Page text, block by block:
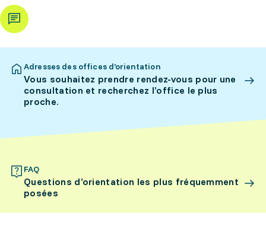
Adresses des offices d’orientation
Vous souhaitez prendre rendez-vous pour une
consultation et recherchez l’office le plus
proche.
FAQ
Questions d’orientation les plus fréquemment
posées